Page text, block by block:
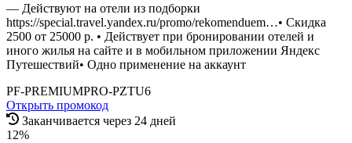
— Действуют на отели из подборки
https://special.travel.yandex.ru/promo/rekomenduem…• Скидка
2500 от 25000 р. • Действует при бронировании отелей и
иного жилья на сайте и в мобильном приложении Яндекс
Путешествий• Одно применение на аккаунт
PF-PREMIUMPRO-PZTU6
Открыть промокод
Заканчивается через 24 дней
12%